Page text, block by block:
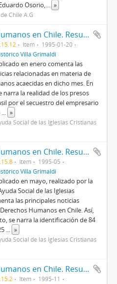
Osorio,... »
Chile A.G
Derechos Humanos en Chile. Resumen mensual publicado por FASIC. Enero 1995.
Item
1995-01-20
Villa Grimaldi
en enero comenta las
relacionadas en materia de
acaecidas en dicho mes. En
narra la realidad de los presos
por el secuestro del empresario
... »
Social de las Iglesias Cristianas
Derechos Humanos en Chile. Resumen mensual publicado por FASIC. Mayo 1995.
Item
1995-05
Villa Grimaldi
en mayo, realizado por la
Social de las Iglesias
las principales noticias
Humanos en Chile. Así,
se narra la identificación de 84
... »
Social de las Iglesias Cristianas
Derechos Humanos en Chile. Resumen mensual publicado por FASIC. Noviembre 1995
Item
1995-11